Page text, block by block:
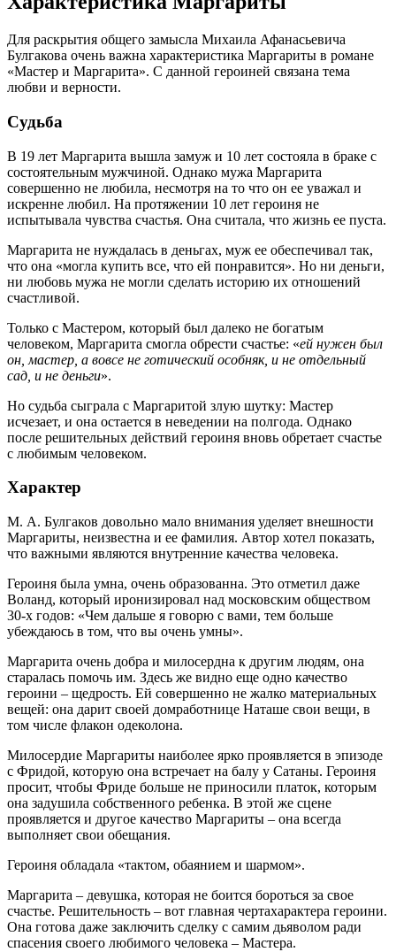
Для раскрытия общего замысла Михаила Афанасьевича
Булгакова очень важна характеристика Маргариты в романе
«Мастер и Маргарита». С данной героиней связана тема
любви и верности.
Судьба
В 19 лет Маргарита вышла замуж и 10 лет состояла в браке с
состоятельным мужчиной. Однако мужа Маргарита
совершенно не любила, несмотря на то что он ее уважал и
искренне любил. На протяжении 10 лет героиня не
испытывала чувства счастья. Она считала, что жизнь ее пуста.
Маргарита не нуждалась в деньгах, муж ее обеспечивал так,
что она «могла купить все, что ей понравится». Но ни деньги,
ни любовь мужа не могли сделать историю их отношений
счастливой.
Только с Мастером, который был далеко не богатым
человеком, Маргарита смогла обрести счастье: «ей нужен был
он, мастер, а вовсе не готический особняк, и не отдельный
сад, и не деньги».
Но судьба сыграла с Маргаритой злую шутку: Мастер
исчезает, и она остается в неведении на полгода. Однако
после решительных действий героиня вновь обретает счастье
с любимым человеком.
Характер
М. А. Булгаков довольно мало внимания уделяет внешности
Маргариты, неизвестна и ее фамилия. Автор хотел показать,
что важными являются внутренние качества человека.
Героиня была умна, очень образованна. Это отметил даже
Воланд, который иронизировал над московским обществом
30‑х годов: «Чем дальше я говорю с вами, тем больше
убеждаюсь в том, что вы очень умны».
Маргарита очень добра и милосердна к другим людям, она
старалась помочь им. Здесь же видно еще одно качество
героини – щедрость. Ей совершенно не жалко материальных
вещей: она дарит своей домработнице Наташе свои вещи, в
том числе флакон одеколона.
Милосердие Маргариты наиболее ярко проявляется в эпизоде
с Фридой, которую она встречает на балу у Сатаны. Героиня
просит, чтобы Фриде больше не приносили платок, которым
она задушила собственного ребенка. В этой же сцене
проявляется и другое качество Маргариты – она всегда
выполняет свои обещания.
Героиня обладала «тактом, обаянием и шармом».
Маргарита – девушка, которая не боится бороться за свое
счастье. Решительность – вот главная чертахарактера героини.
Она готова даже заключить сделку с самим дьяволом ради
спасения своего любимого человека – Мастера.